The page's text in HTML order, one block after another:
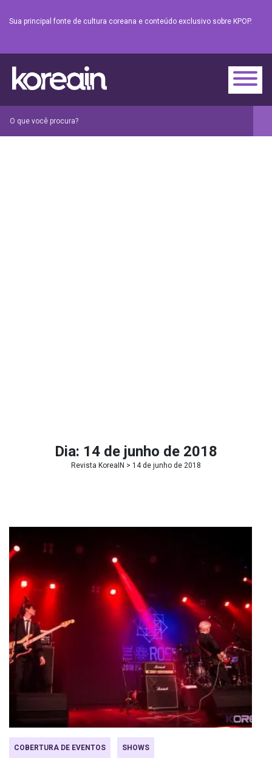
Sua principal fonte de cultura coreana e conteúdo exclusivo sobre KPOP.
Dia: 14 de junho de 2018
Revista KoreaIN > 14 de junho de 2018
COBERTURA DE EVENTOS SHOWS